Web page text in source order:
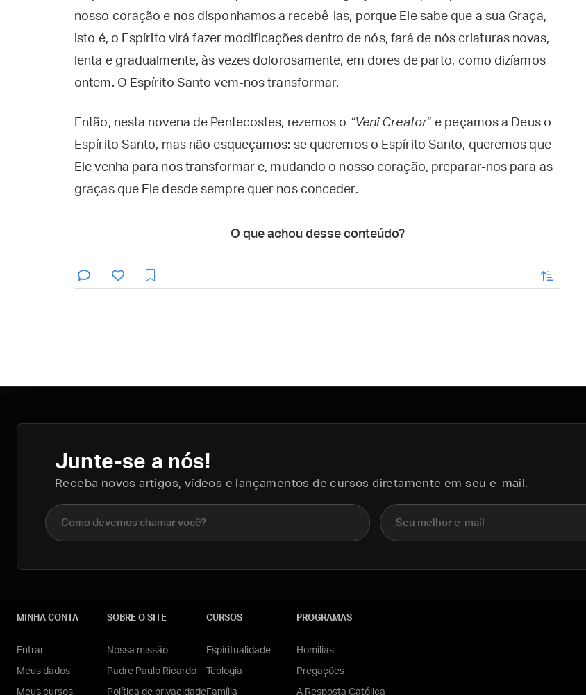
nosso coração e nos disponhamos a recebê-las, porque Ele sabe que a sua Graça,
isto é, o Espírito virá fazer modificações dentro de nós, fará de nós criaturas novas,
lenta e gradualmente, às vezes dolorosamente, em dores de parto, como dizíamos
ontem. O Espírito Santo vem-nos transformar.
Então, nesta novena de Pentecostes, rezemos o “Veni Creator” e peçamos a Deus o
Espírito Santo, mas não esqueçamos: se queremos o Espírito Santo, queremos que
Ele venha para nos transformar e, mudando o nosso coração, preparar-nos para as
graças que Ele desde sempre quer nos conceder.
O que achou desse conteúdo?
enviar
Junte-se a nós!
Receba novos artigos, vídeos e lançamentos de cursos diretamente em seu e-mail.
Nome completo E-mail
MINHA CONTA
Entrar
Meus dados
Meus cursos
SOBRE O SITE
Nossa missão
Padre Paulo Ricardo
Política de privacidade
CURSOS
Espiritualidade
Teologia
Família
PROGRAMAS
Homilias
Pregações
A Resposta Católica